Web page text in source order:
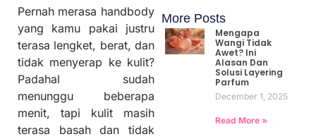
Pernah merasa handbody
yang kamu pakai justru
terasa lengket, berat, dan
tidak menyerap ke kulit?
Padahal sudah
menunggu beberapa
menit, tapi kulit masih
terasa basah dan tidak
More Posts
Mengapa
Wangi Tidak
Awet? Ini
Alasan Dan
Solusi Layering
Parfum
December 1, 2025
Read More »